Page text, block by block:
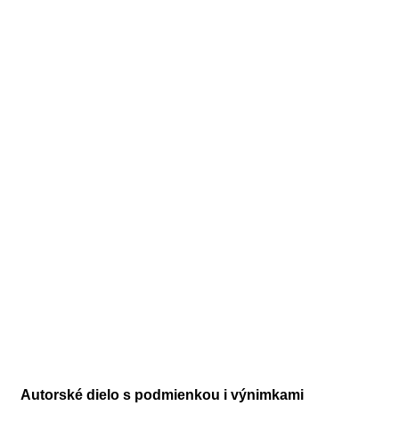
Autorské dielo s podmienkou i výnimkami